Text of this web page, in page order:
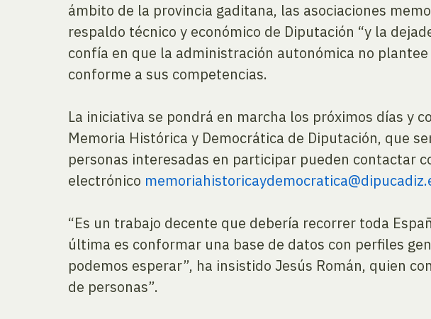
ámbito de la provincia gaditana, las asociaciones
respaldo técnico y económico de Diputación “y la
confía en que la administración autonómica no
conforme a sus competencias.
La iniciativa se pondrá en marcha los próximos días y
Memoria Histórica y Democrática de Diputación, que
personas interesadas en participar pueden contactar
electrónico
“Es un trabajo decente que debería recorrer toda
última es conformar una base de datos con perfiles
podemos esperar”, ha insistido Jesús Román, quien
de personas”.